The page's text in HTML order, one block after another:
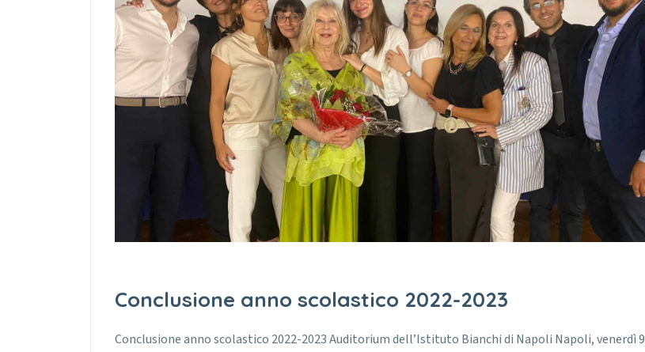
Conclusione anno scolastico 2022-2023
Conclusione anno scolastico 2022-2023 Auditorium dell’Istituto Bianchi di Napoli Napoli, venerdì 9